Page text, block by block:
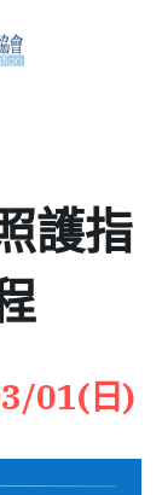
護指
01(日)